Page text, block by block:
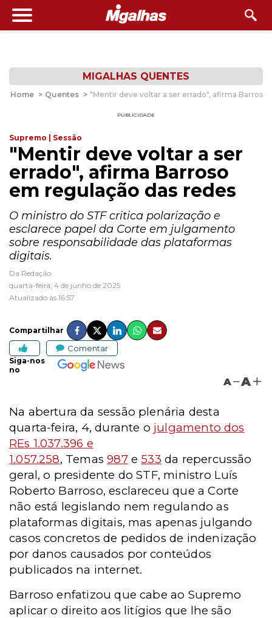
MIGALHAS QUENTES
Home > Quentes > "Mentir deve voltar a ser errado", afirma Barroso
PUBLICIDADE
Supremo | Sessão
"Mentir deve voltar a ser
errado", afirma Barroso
em regulação das redes
O ministro do STF critica polarização e
esclarece papel da Corte em julgamento
sobre responsabilidade das plataformas
digitais.
Da Redação
quarta-feira, 4 de junho de 2025
Atualizado às 16:57
Compartilhar
Comentar
Siga-nos
no
A A
Na abertura da sessão plenária desta
quarta-feira, 4, durante o julgamento dos
REs 1.037.396 e
1.057.258, Temas987e533 da repercussão
geral, o presidente do STF, ministro Luís
Roberto Barroso, esclareceu que a Corte
não está legislando nem regulando as
plataformas digitais, mas apenas julgando
casos concretos de pedidos de indenização
por danos causados por conteúdos
publicados na internet.
Barroso enfatizou que cabe ao Supremo
aplicar o direito aos litígios que lhe são